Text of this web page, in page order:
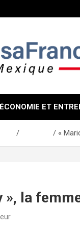
ÉCONOMIE ET
«
», la